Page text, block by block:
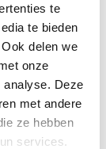
te
te bieden
delen we
onze
analyse. Deze
met andere
ze hebben
services.
inbegrepen
bij vragen